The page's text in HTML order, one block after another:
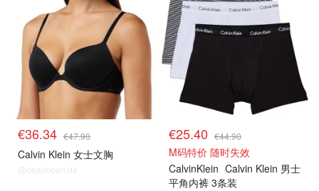
€36.34 €47.90
Calvin Klein 女士文胸
@dealmoon.de
€25.40 €44.90
M码特价 随时失效
CalvinKlein Calvin Klein 男士
平角内裤 3条装